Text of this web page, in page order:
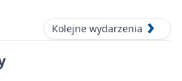
Kolejne wydarzenia